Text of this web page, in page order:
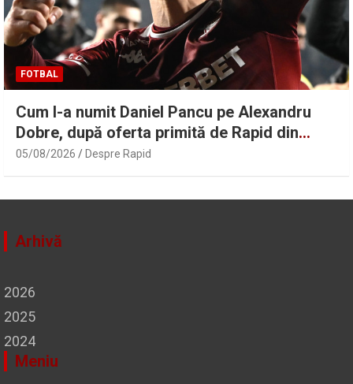
FOTBAL
Cum l-a numit Daniel Pancu pe Alexandru
Dobre, după oferta primită de Rapid din
Turcia
05/08/2026 Despre Rapid
Arhivă
2026
2025
2024
Meniu